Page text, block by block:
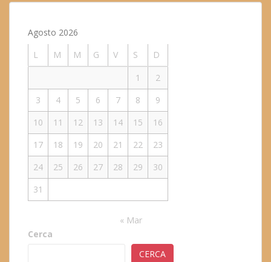
Agosto 2026
L
M M G V S
D
1
2
3
4 5 6 7 8
9
10
11 12 13 14 15
16
17
18 19 20 21 22
23
24
25 26 27 28 29
30
31
« Mar
Cerca
CERCA